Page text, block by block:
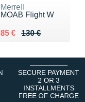
Merrell
MOAB Flight W
130 €
Au lieu de 130 €
85 €
Vendu 85 €
SECURE PAYMENT
2 OR 3
INSTALLMENTS
FREE OF CHARGE